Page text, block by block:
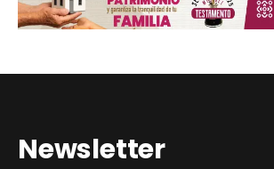
Newsletter